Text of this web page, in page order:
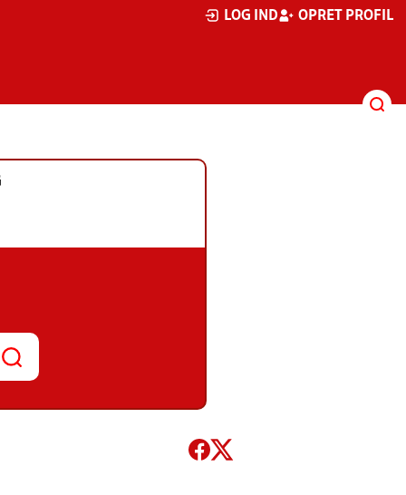
LOG IND OPRET PROFIL